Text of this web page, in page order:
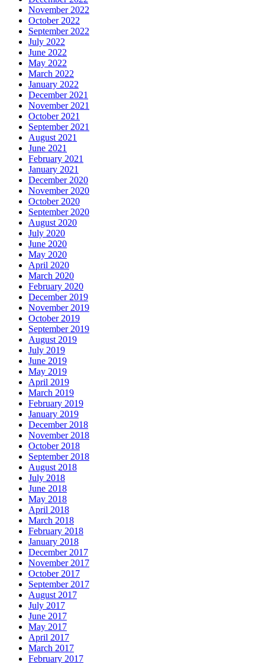
November 2022
October 2022
September 2022
July 2022
June 2022
May 2022
March 2022
January 2022
December 2021
November 2021
October 2021
September 2021
August 2021
June 2021
February 2021
January 2021
December 2020
November 2020
October 2020
September 2020
August 2020
July 2020
June 2020
May 2020
April 2020
March 2020
February 2020
December 2019
November 2019
October 2019
September 2019
August 2019
July 2019
June 2019
May 2019
April 2019
March 2019
February 2019
January 2019
December 2018
November 2018
October 2018
September 2018
August 2018
July 2018
June 2018
May 2018
April 2018
March 2018
February 2018
January 2018
December 2017
November 2017
October 2017
September 2017
August 2017
July 2017
June 2017
May 2017
April 2017
March 2017
February 2017